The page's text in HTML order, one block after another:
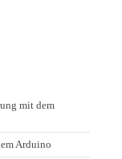
mit dem
Arduino